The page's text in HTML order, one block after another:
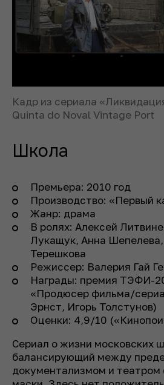
Кадр из сериала
Quinta do Noval Vintage Port
Школа
Премьера: 2010 год
Производство: «Первый
Жанр: драма
В ролях: Алексей
Лукащук, Анна
Терешкова
Режиссер: Валерия Гай
Награды: премия ТЭФИ-
«Продюсер фильма/
Эрнст, Игорь Толстунов)
Оценки: 4,9/10
Сериал о жизни московских
балансирующий между
документализмом и театром